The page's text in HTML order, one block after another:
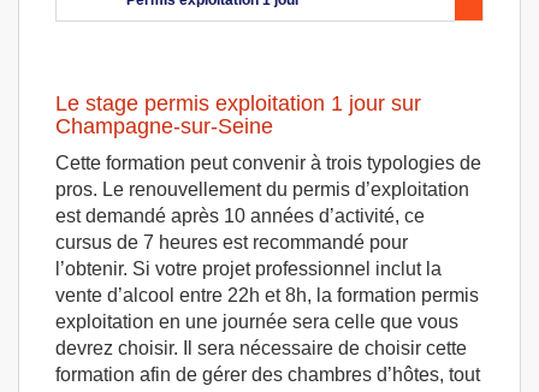
Le stage permis exploitation 1 jour sur
Champagne-sur-Seine
Cette formation peut convenir à trois typologies de
pros. Le renouvellement du permis d’exploitation
est demandé après 10 années d’activité, ce
cursus de 7 heures est recommandé pour
l’obtenir. Si votre projet professionnel inclut la
vente d’alcool entre 22h et 8h, la formation permis
exploitation en une journée sera celle que vous
devrez choisir. Il sera nécessaire de choisir cette
formation afin de gérer des chambres d’hôtes, tout